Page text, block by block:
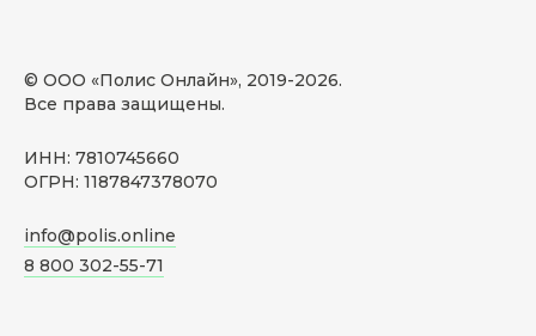
© ООО «Полис Онлайн», 2019-2026.
Все права защищены.
ИНН: 7810745660
ОГРН: 1187847378070
info@polis.online
8 800 302-55-71